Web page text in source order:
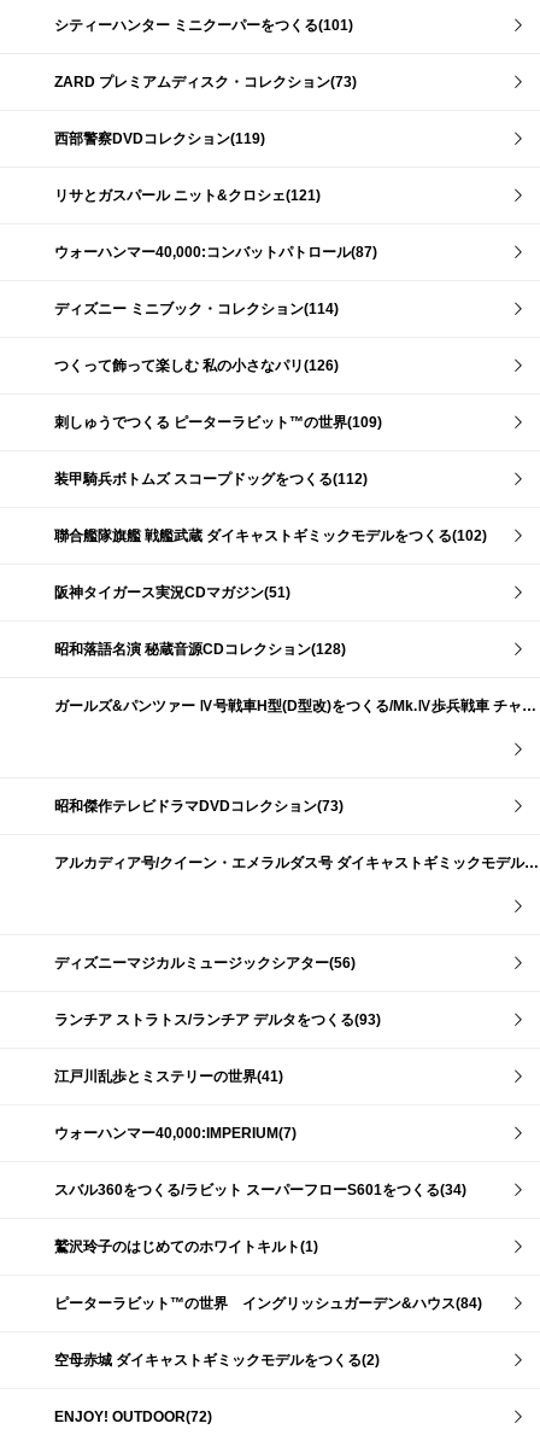
シティーハンター ミニクーパーをつくる(101)
ZARD プレミアムディスク・コレクション(73)
西部警察DVDコレクション(119)
リサとガスパール ニット&クロシェ(121)
ウォーハンマー40,000:コンバットパトロール(87)
ディズニー ミニブック・コレクション(114)
つくって飾って楽しむ 私の小さなパリ(126)
刺しゅうでつくる ピーターラビット™の世界(109)
装甲騎兵ボトムズ スコープドッグをつくる(112)
聯合艦隊旗艦 戦艦武蔵 ダイキャストギミックモデルをつくる(102)
阪神タイガース実況CDマガジン(51)
昭和落語名演 秘蔵音源CDコレクション(128)
ガールズ&パンツァー Ⅳ号戦車H型(D型改)をつくる/Mk.Ⅳ歩兵戦車 チャーチルMk.Ⅶをつくる(191)
昭和傑作テレビドラマDVDコレクション(73)
アルカディア号/クイーン・エメラルダス号 ダイキャストギミックモデルをつくる(159)
ディズニーマジカルミュージックシアター(56)
ランチア ストラトス/ランチア デルタをつくる(93)
江戸川乱歩とミステリーの世界(41)
ウォーハンマー40,000:IMPERIUM(7)
スバル360をつくる/ラビット スーパーフローS601をつくる(34)
鷲沢玲子のはじめてのホワイトキルト(1)
ピーターラビット™の世界 イングリッシュガーデン&ハウス(84)
空母赤城 ダイキャストギミックモデルをつくる(2)
ENJOY! OUTDOOR(72)